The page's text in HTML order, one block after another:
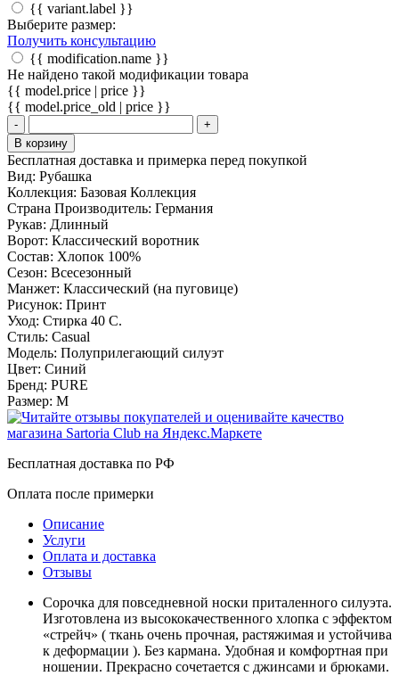
{{ variant.label }}
Выберите размер:
Получить консультацию
{{ modification.name }}
Не найдено такой модификации товара
{{ model.price | price }}
{{ model.price_old | price }}
-
+
В корзину
Бесплатная доставка и примерка перед покупкой
Вид: Рубашка
Коллекция: Базовая Коллекция
Страна Производитель: Германия
Рукав: Длинный
Ворот: Классический воротник
Состав: Хлопок 100%
Сезон: Всесезонный
Манжет: Классический (на пуговице)
Рисунок: Принт
Уход: Стирка 40 С.
Стиль: Casual
Модель: Полуприлегающий силуэт
Цвет: Синий
Бренд: PURE
Размер: M
Бесплатная доставка по РФ
Оплата после примерки
Описание
Услуги
Оплата и доставка
Отзывы
Сорочка для повседневной носки приталенного силуэта.
Изготовлена из высококачественного хлопка с эффектом
«стрейч» ( ткань очень прочная, растяжимая и устойчива
к деформации ). Без кармана. Удобная и комфортная при
ношении. Прекрасно сочетается с джинсами и брюками.